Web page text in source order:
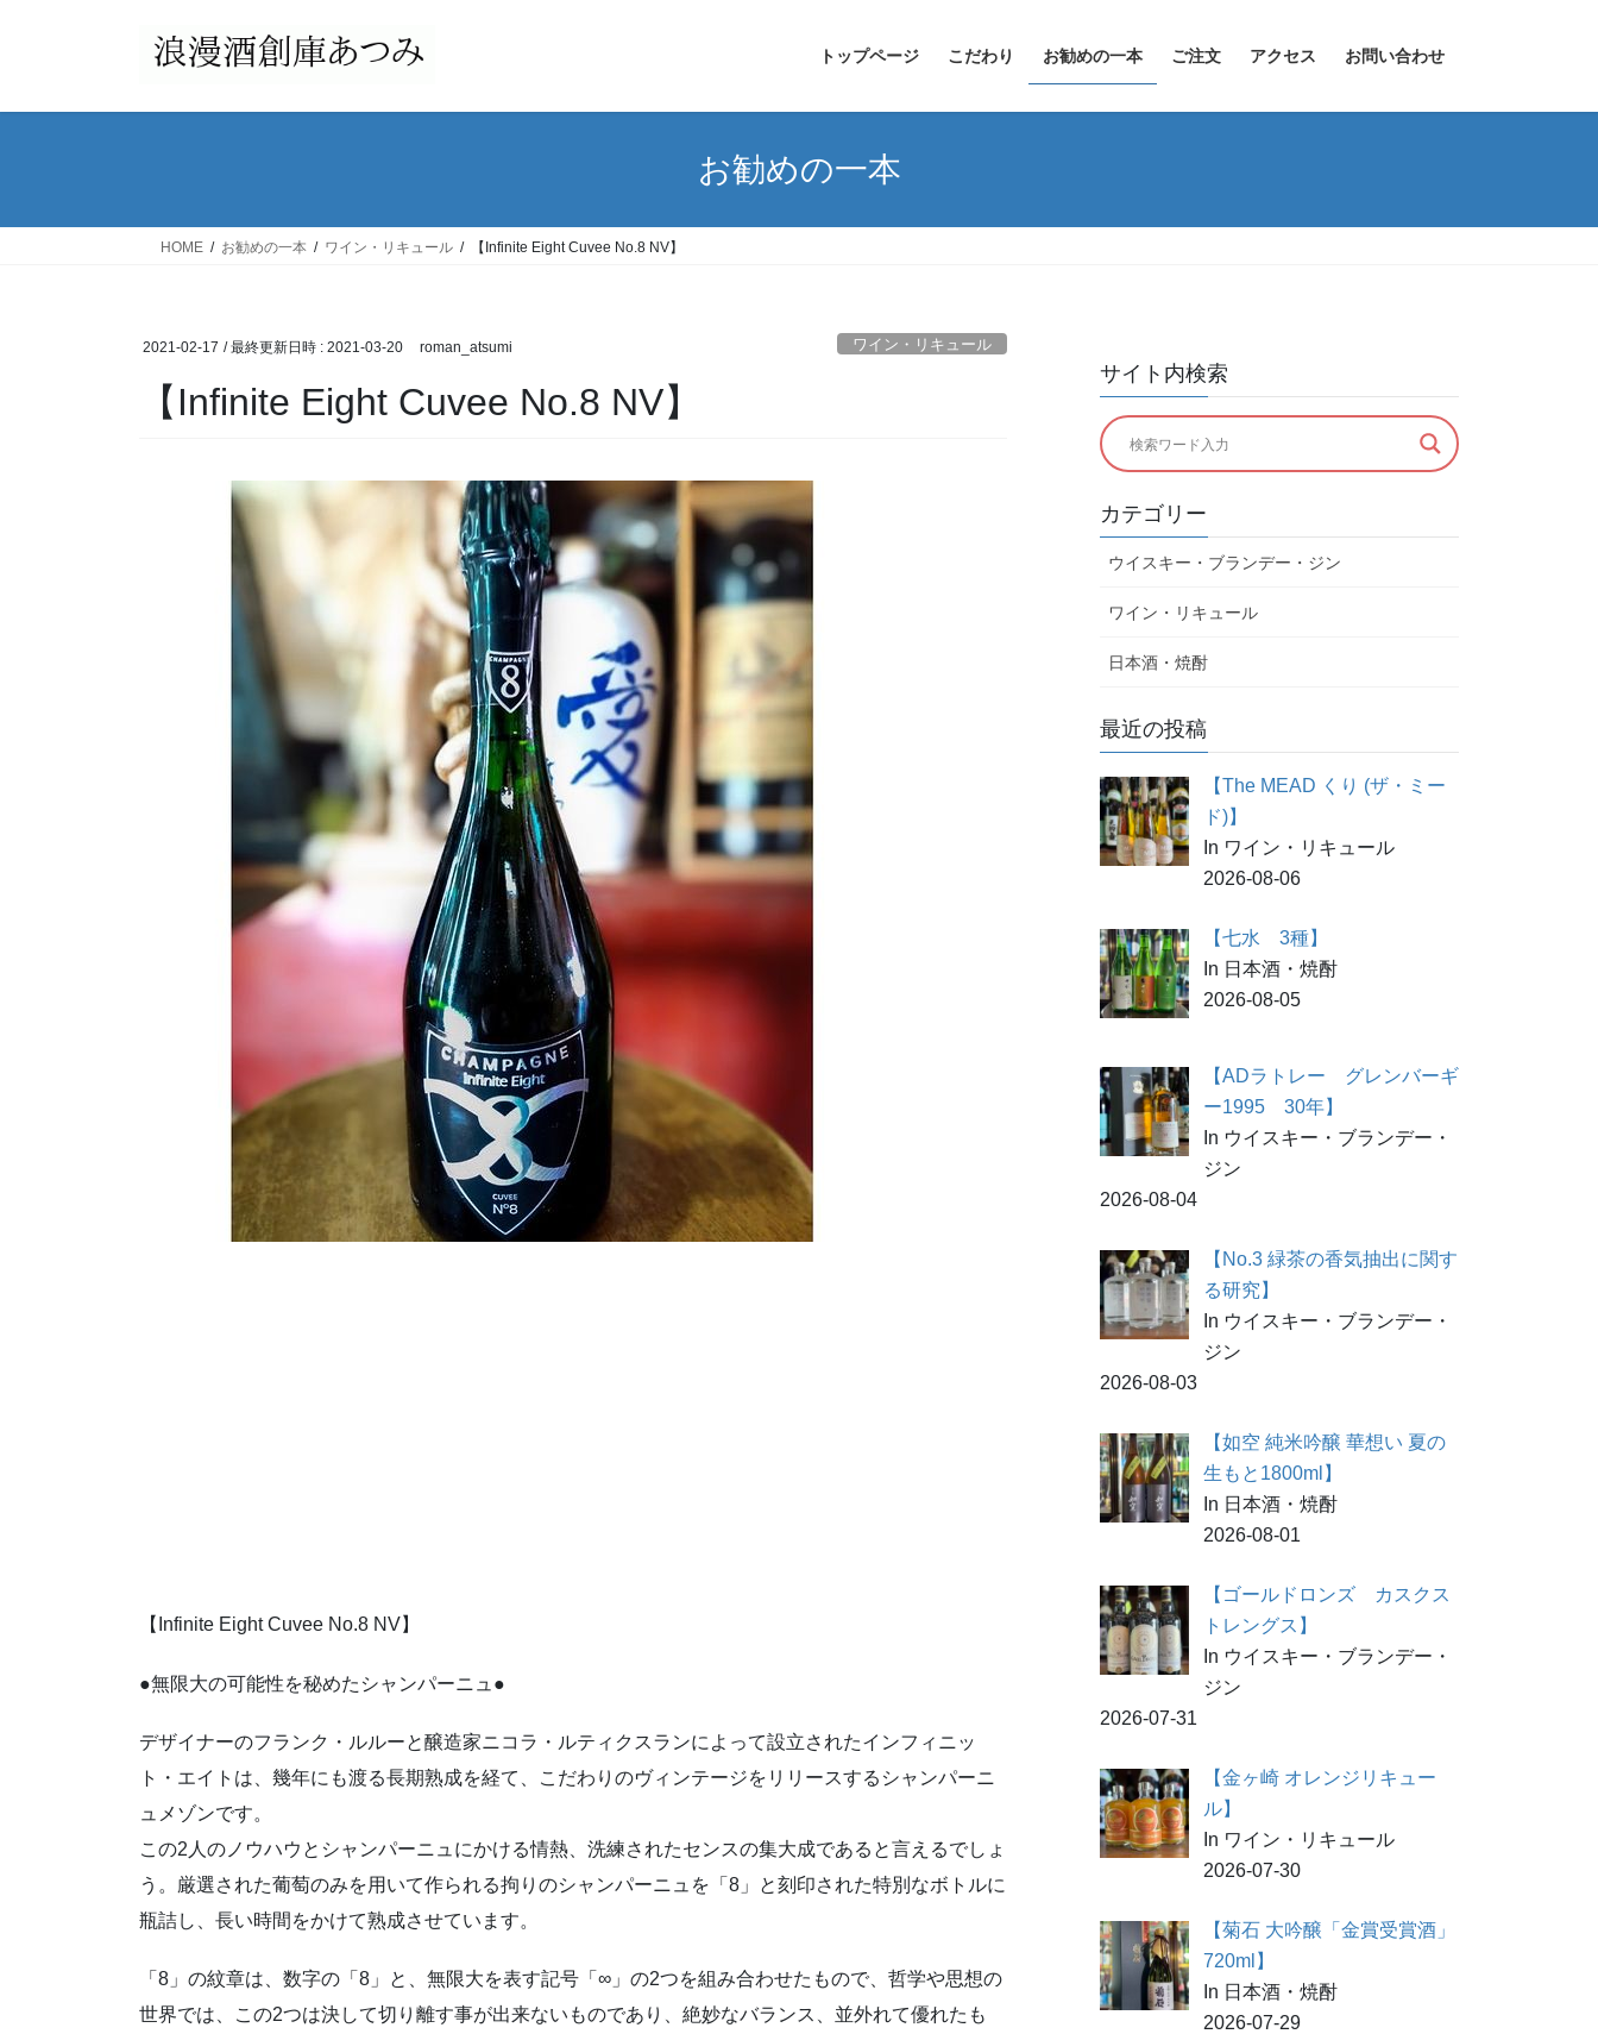
トップページ こだわり お勧めの一本 ご注文 アクセス お問い合わせ
お勧めの一本
HOME お勧めの一本 ワイン・リキュール 【Infinite Eight Cuvee No.8 NV】
2021-02-17 / 最終更新日時 : 2021-03-20 roman_atsumi ワイン・リキュール
【Infinite Eight Cuvee No.8 NV】
【Infinite Eight Cuvee No.8 NV】
●無限大の可能性を秘めたシャンパーニュ●
デザイナーのフランク・ルルーと醸造家ニコラ・ルティクスランによって設立されたインフィニッ
ト・エイトは、幾年にも渡る長期熟成を経て、こだわりのヴィンテージをリリースするシャンパーニ
ュメゾンです。
この2人のノウハウとシャンパーニュにかける情熱、洗練されたセンスの集大成であると言えるでしょ
う。厳選された葡萄のみを用いて作られる拘りのシャンパーニュを「8」と刻印された特別なボトルに
瓶詰し、長い時間をかけて熟成させています。
「8」の紋章は、数字の「8」と、無限大を表す記号「∞」の2つを組み合わせたもので、哲学や思想の
世界では、この2つは決して切り離す事が出来ないものであり、絶妙なバランス、並外れて優れたも
サイト内検索
カテゴリー
ウイスキー・ブランデー・ジン
ワイン・リキュール
日本酒・焼酎
最近の投稿
【The MEAD くり (ザ・ミー
ド)】
In ワイン・リキュール
2026-08-06
【七水 3種】
In 日本酒・焼酎
2026-08-05
【ADラトレー グレンバーギ
ー1995 30年】
In ウイスキー・ブランデー・
ジン
2026-08-04
【No.3 緑茶の香気抽出に関す
る研究】
In ウイスキー・ブランデー・
ジン
2026-08-03
【如空 純米吟醸 華想い 夏の
生もと1800ml】
In 日本酒・焼酎
2026-08-01
【ゴールドロンズ カスクス
トレングス】
In ウイスキー・ブランデー・
ジン
2026-07-31
【金ヶ崎 オレンジリキュー
ル】
In ワイン・リキュール
2026-07-30
【菊石 大吟醸「金賞受賞酒」
720ml】
In 日本酒・焼酎
2026-07-29